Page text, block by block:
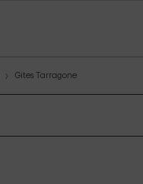
Gites Tarragone